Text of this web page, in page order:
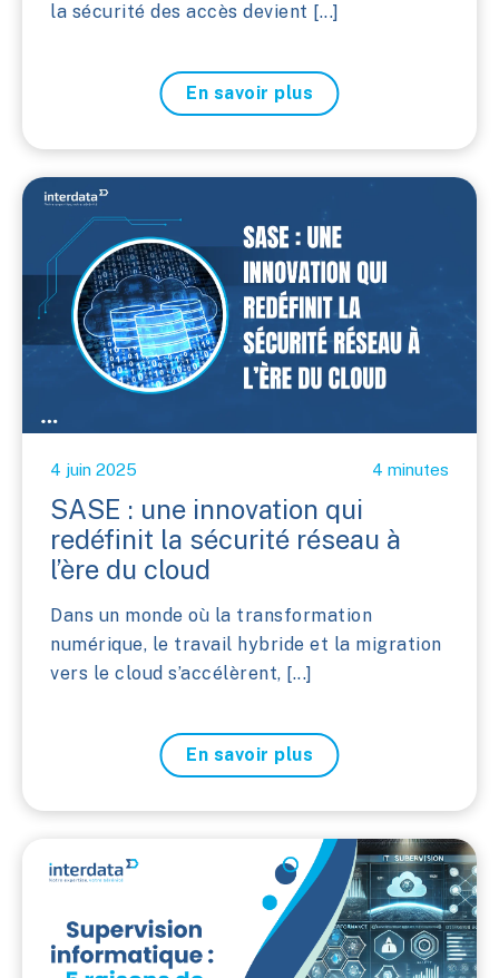
la sécurité des accès devient [...]
En savoir plus
4 juin 2025 4 minutes
SASE : une innovation qui
redéfinit la sécurité réseau à
l’ère du cloud
Dans un monde où la transformation
numérique, le travail hybride et la migration
vers le cloud s’accélèrent, [...]
En savoir plus